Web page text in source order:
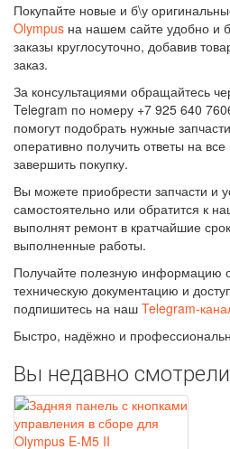
Покупайте новые и б\у
Olympus на нашем сайте удобно и
заказы круглосуточно, добавив
заказ.
За консультациями обращайтесь
Telegram по номеру +7 925 640
помогут подобрать нужные
оперативно получить ответы на
завершить покупку.
Вы можете приобрести запчасти и
самостоятельно или обратится к
выполнят ремонт в кратчайшие
выполненные работы.
Получайте полезную информацию
техническую документацию и
подпишитесь на наш Telegram-
Быстро, надёжно и
Вы недавно смотрели